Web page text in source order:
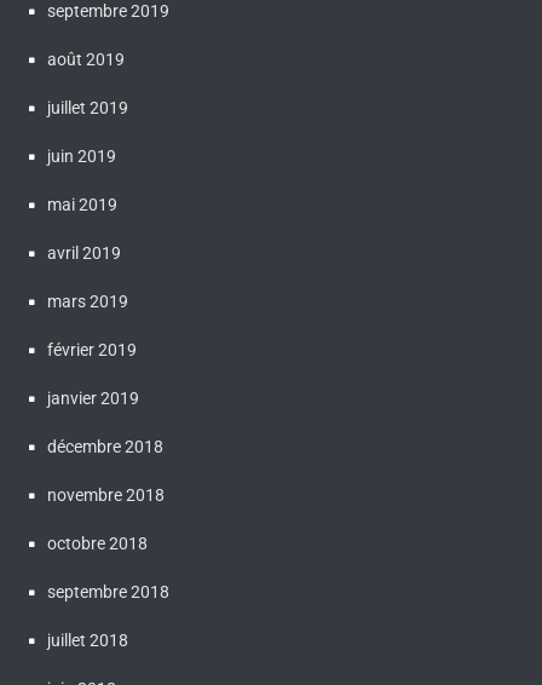
septembre 2019
août 2019
juillet 2019
juin 2019
mai 2019
avril 2019
mars 2019
février 2019
janvier 2019
décembre 2018
novembre 2018
octobre 2018
septembre 2018
juillet 2018